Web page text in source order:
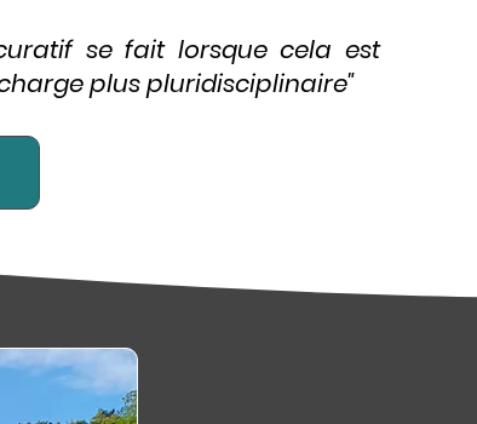
se fait lorsque cela est
plus pluridisciplinaire"